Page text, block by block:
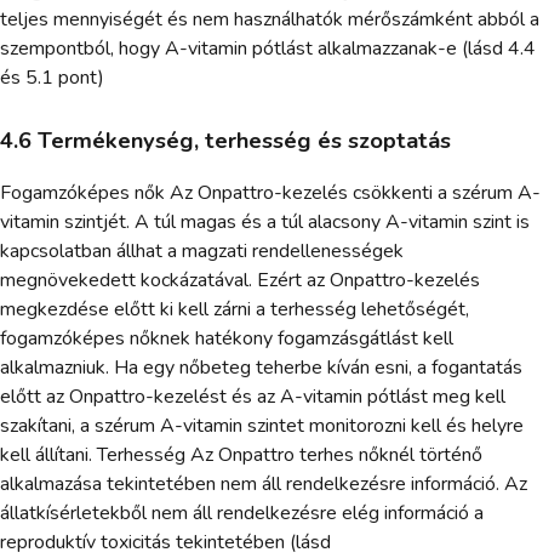
teljes mennyiségét és nem használhatók mérőszámként abból a
szempontból, hogy A-vitamin pótlást alkalmazzanak-e (lásd 4.4
és 5.1 pont)
4.6 Termékenység, terhesség és szoptatás
Fogamzóképes nők Az Onpattro-kezelés csökkenti a szérum A-
vitamin szintjét. A túl magas és a túl alacsony A-vitamin szint is
kapcsolatban állhat a magzati rendellenességek
megnövekedett kockázatával. Ezért az Onpattro-kezelés
megkezdése előtt ki kell zárni a terhesség lehetőségét,
fogamzóképes nőknek hatékony fogamzásgátlást kell
alkalmazniuk. Ha egy nőbeteg teherbe kíván esni, a fogantatás
előtt az Onpattro-kezelést és az A-vitamin pótlást meg kell
szakítani, a szérum A-vitamin szintet monitorozni kell és helyre
kell állítani. Terhesség Az Onpattro terhes nőknél történő
alkalmazása tekintetében nem áll rendelkezésre információ. Az
állatkísérletekből nem áll rendelkezésre elég információ a
reproduktív toxicitás tekintetében (lásd